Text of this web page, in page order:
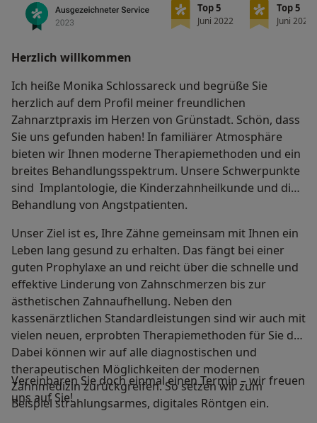
Top 5
Juni 2022
Top 5
Juni 2022
Herzlich willkommen
Ich heiße Monika Schlossareck und begrüße Sie
herzlich auf dem Profil meiner freundlichen
Zahnarztpraxis im Herzen von Grünstadt. Schön, dass
Sie uns gefunden haben! In familiärer Atmosphäre
bieten wir Ihnen moderne Therapiemethoden und ein
breites Behandlungsspektrum. Unsere Schwerpunkte
sind Implantologie, die Kinderzahnheilkunde und die
Behandlung von Angstpatienten.
Unser Ziel ist es, Ihre Zähne gemeinsam mit Ihnen ein
Leben lang gesund zu erhalten. Das fängt bei einer
guten Prophylaxe an und reicht über die schnelle und
effektive Linderung von Zahnschmerzen bis zur
ästhetischen Zahnaufhellung. Neben den
kassenärztlichen Standardleistungen sind wir auch mit
vielen neuen, erprobten Therapiemethoden für Sie da.
Dabei können wir auf alle diagnostischen und
therapeutischen Möglichkeiten der modernen
Zahnmedizin zurückgreifen. So setzen wir zum
Beispiel strahlungsarmes, digitales Röntgen ein.
Vereinbaren Sie doch einmal einen Termin – wir freuen
uns auf Sie!